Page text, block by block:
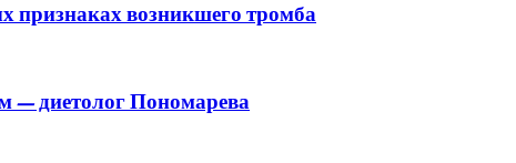
признаках возникшего тромба
— диетолог Пономарева